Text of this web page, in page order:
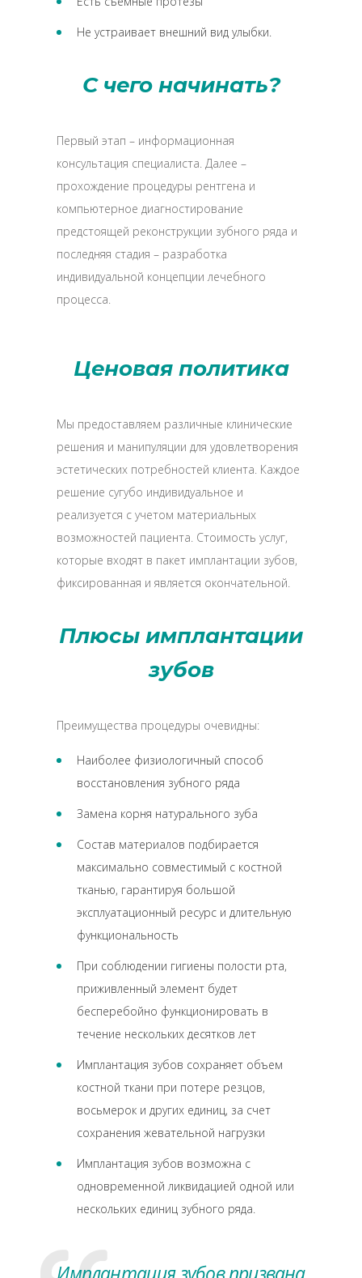
Не устраивает внешний вид улыбки.
С чего начинать?
Первый этап – информационная
консультация специалиста. Далее –
прохождение процедуры рентгена и
компьютерное диагностирование
предстоящей реконструкции зубного ряда и
последняя стадия – разработка
индивидуальной концепции лечебного
процесса.
Ценовая политика
Мы предоставляем различные клинические
решения и манипуляции для удовлетворения
эстетических потребностей клиента. Каждое
решение сугубо индивидуальное и
реализуется с учетом материальных
возможностей пациента. Стоимость услуг,
которые входят в пакет имплантации зубов,
фиксированная и является окончательной.
Плюсы имплантации
зубов
Преимущества процедуры очевидны:
Наиболее физиологичный способ
восстановления зубного ряда
Замена корня натурального зуба
Состав материалов подбирается
максимально совместимый с костной
тканью, гарантируя большой
эксплуатационный ресурс и длительную
функциональность
При соблюдении гигиены полости рта,
приживленный элемент будет
бесперебойно функционировать в
течение нескольких десятков лет
Имплантация зубов сохраняет объем
костной ткани при потере резцов,
восьмерок и других единиц, за счет
сохранения жевательной нагрузки
Имплантация зубов возможна с
одновременной ликвидацией одной или
нескольких единиц зубного ряда.